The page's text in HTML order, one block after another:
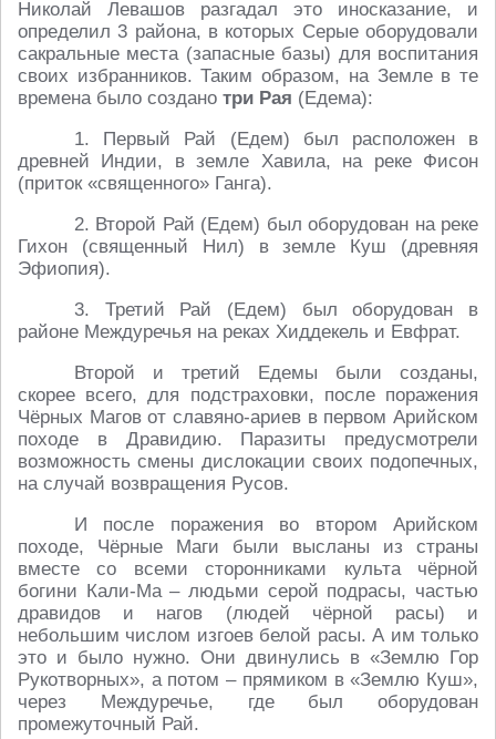
Николай Левашов разгадал это иносказание, и
определил 3 района, в которых Серые оборудовали
сакральные места (запасные базы) для воспитания
своих избранников. Таким образом, на Земле в те
времена было создано три Рая (Едема):
1. Первый Рай (Едем) был расположен в
древней Индии, в земле Хавила, на реке Фисон
(приток «священного» Ганга).
2. Второй Рай (Едем) был оборудован на реке
Гихон (священный Нил) в земле Куш (древняя
Эфиопия).
3. Третий Рай (Едем) был оборудован в
районе Междуречья на реках Хиддекель и Евфрат.
Второй и третий Едемы были созданы,
скорее всего, для подстраховки, после поражения
Чёрных Магов от славяно-ариев в первом Арийском
походе в Дравидию. Паразиты предусмотрели
возможность смены дислокации своих подопечных,
на случай возвращения Русов.
И после поражения во втором Арийском
походе, Чёрные Маги были высланы из страны
вместе со всеми сторонниками культа чёрной
богини Кали-Ма – людьми серой подрасы, частью
дравидов и нагов (людей чёрной расы) и
небольшим числом изгоев белой расы. А им только
это и было нужно. Они двинулись в «Землю Гор
Рукотворных», а потом – прямиком в «Землю Куш»,
через Междуречье, где был оборудован
промежуточный Рай.